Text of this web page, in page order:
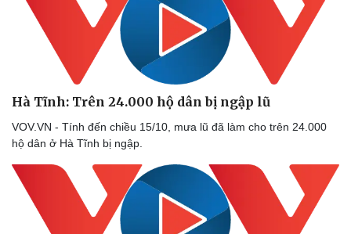
Hà Tĩnh: Trên 24.000 hộ dân bị ngập lũ
VOV.VN - Tính đến chiều 15/10, mưa lũ đã làm cho trên 24.000
hộ dân ở Hà Tĩnh bị ngập.